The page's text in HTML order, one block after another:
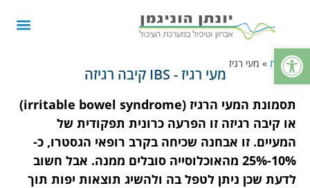
פתח סרגל נגישות
דף הבית » מעי רגיז
מעי רגיז - IBS קיבה רגיזה
תסמונת המעי הרגיז (irritable bowel syndrome
)
או קיבה רגיזה זו הפרעה כרונית תפקודית של
המעיים. זו אבחנה שכיחה בקרב רופאי הגסטרו, כ-
10%-25% מהאוכלוסייה סובלים ממנה. אבל חשוב
לדעת שכן ניתן לטפל בה ולהשיג תוצאות יפות תוך